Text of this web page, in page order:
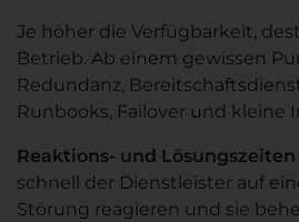
Je höher die Verfügbarkeit,
Betrieb. Ab einem gewissen
Redundanz,
Runbooks, Failover und kleine
Reaktions- und Lösungszeiten
schnell der Dienstleister auf
Störung reagieren und sie